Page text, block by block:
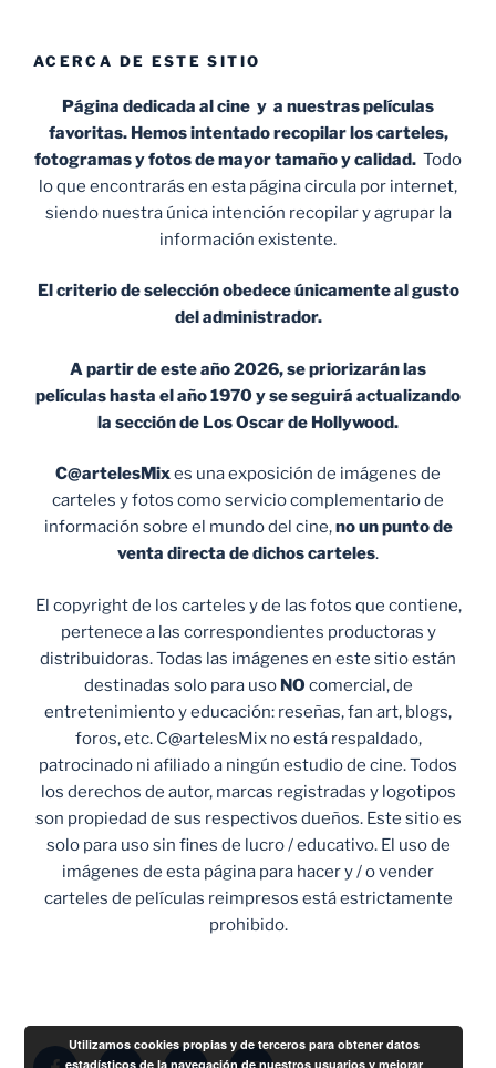
ACERCA DE ESTE SITIO
Página dedicada al cine y a nuestras películas
favoritas. Hemos intentado recopilar los carteles,
fotogramas y fotos de mayor tamaño y calidad. Todo
lo que encontrarás en esta página circula por internet,
siendo nuestra única intención recopilar y agrupar la
información existente.
El criterio de selección obedece únicamente al gusto
del administrador.
A partir de este año 2026, se priorizarán las
películas hasta el año 1970 y se seguirá actualizando
la sección de Los Oscar de Hollywood.
C@artelesMixes una exposición de imágenes de
carteles y fotos como servicio complementario de
información sobre el mundo del cine,no un punto de
venta directa de dichos carteles.
El copyright de los carteles y de las fotos que contiene,
pertenece a las correspondientes productoras y
distribuidoras. Todas las imágenes en este sitio están
destinadas solo para uso NO comercial, de
entretenimiento y educación: reseñas, fan art, blogs,
foros, etc. C@artelesMix no está respaldado,
patrocinado ni afiliado a ningún estudio de cine. Todos
los derechos de autor, marcas registradas y logotipos
son propiedad de sus respectivos dueños. Este sitio es
solo para uso sin fines de lucro / educativo. El uso de
imágenes de esta página para hacer y / o vender
carteles de películas reimpresos está estrictamente
prohibido.
FacebookTwitter InstagramCorreo
Utilizamos cookies propias y de terceros para obtener datos
estadísticos de la navegación de nuestros usuarios y mejorar